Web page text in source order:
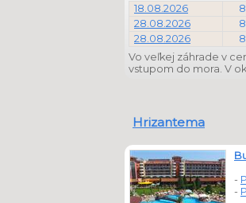
18.08.2026
28.08.2026
28.08.2026
Vo veľkej záhrade v
vstupom do mora. V
Hrizantema
-
-